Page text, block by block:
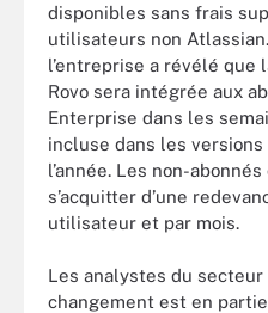
disponibles sans frais
utilisateurs non
l’entreprise a révélé que
Rovo sera intégrée aux
Enterprise dans les
incluse dans les
l’année. Les non-
s’acquitter d’une
utilisateur et par mois.
Les analystes du
changement est en